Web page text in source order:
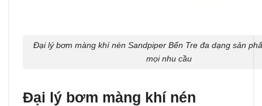
Đại lý bơm màng khí nén Sandpiper Bến Tre đa dạng sản
mọi nhu cầu
Đại lý bơm màng khí nén